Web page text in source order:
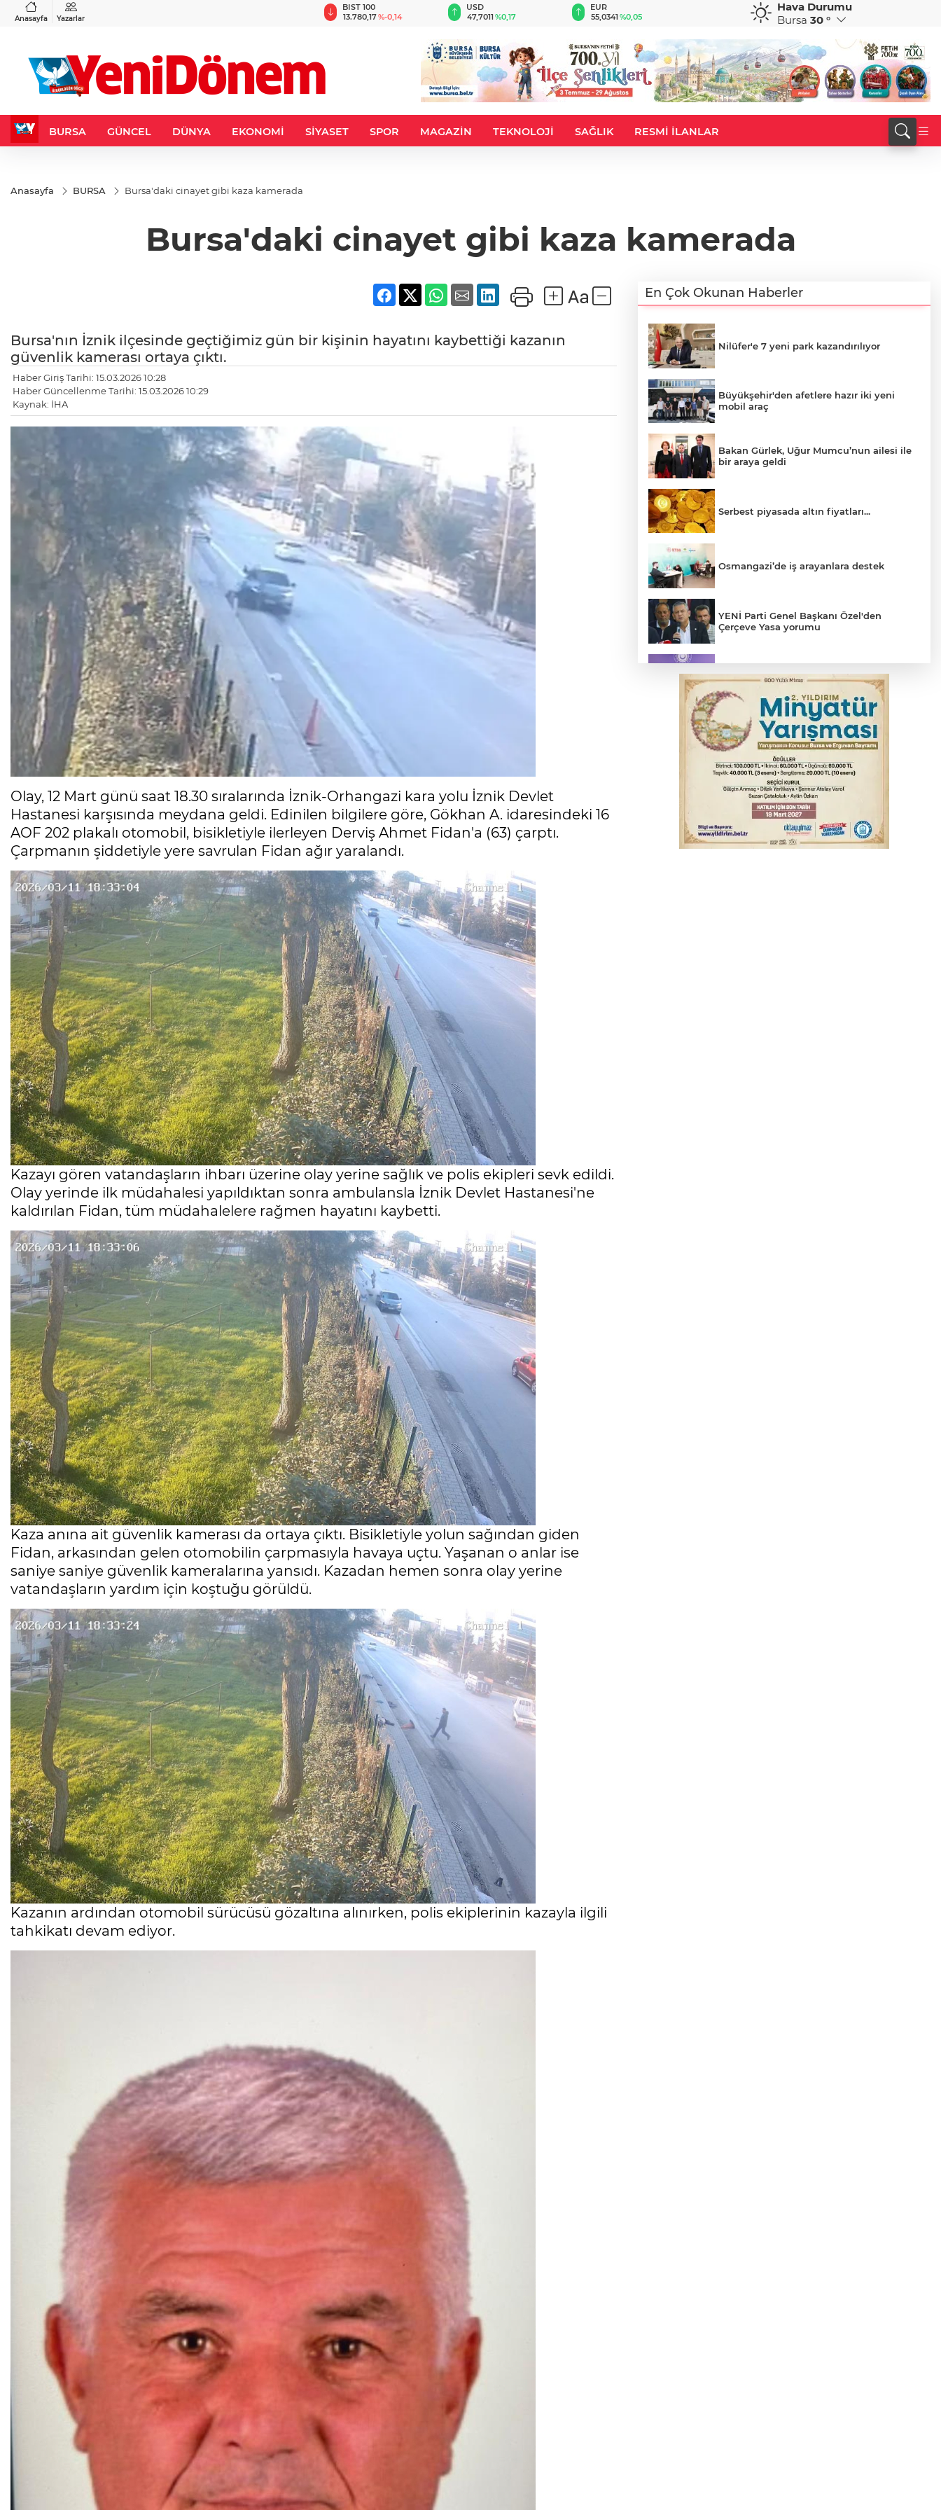
Anasayfa Yazarlar
%-0,22
BIST 100
13.780,17%-0,14
USD
47,7011%0,17
EUR
55,0341%0,05 %0,03
CHF
58,8349
Hava Durumu
Bursa 30 °
BURSA GÜNCEL DÜNYA EKONOMİ SİYASET SPOR MAGAZİN TEKNOLOJİ SAĞLIK RESMİ İLANLAR
Anasayfa BURSA Bursa'daki cinayet gibi kaza kamerada
Bursa'daki cinayet gibi kaza kamerada
Bursa'nın İznik ilçesinde geçtiğimiz gün bir kişinin hayatını kaybettiği kazanın
güvenlik kamerası ortaya çıktı.
Haber Giriş Tarihi: 15.03.2026 10:28
Haber Güncellenme Tarihi: 15.03.2026 10:29
Kaynak: İHA
Olay, 12 Mart günü saat 18.30 sıralarında İznik-Orhangazi kara yolu İznik Devlet
Hastanesi karşısında meydana geldi. Edinilen bilgilere göre, Gökhan A. idaresindeki 16
AOF 202 plakalı otomobil, bisikletiyle ilerleyen Derviş Ahmet Fidan'a (63) çarptı.
Çarpmanın şiddetiyle yere savrulan Fidan ağır yaralandı.
Kazayı gören vatandaşların ihbarı üzerine olay yerine sağlık ve polis ekipleri sevk edildi.
Olay yerinde ilk müdahalesi yapıldıktan sonra ambulansla İznik Devlet Hastanesi'ne
kaldırılan Fidan, tüm müdahalelere rağmen hayatını kaybetti.
Kaza anına ait güvenlik kamerası da ortaya çıktı. Bisikletiyle yolun sağından giden
Fidan, arkasından gelen otomobilin çarpmasıyla havaya uçtu. Yaşanan o anlar ise
saniye saniye güvenlik kameralarına yansıdı. Kazadan hemen sonra olay yerine
vatandaşların yardım için koştuğu görüldü.
Kazanın ardından otomobil sürücüsü gözaltına alınırken, polis ekiplerinin kazayla ilgili
tahkikatı devam ediyor.
En Çok Okunan Haberler
Nilüfer'e 7 yeni park kazandırılıyor
Büyükşehir'den afetlere hazır iki yeni
mobil araç
Bakan Gürlek, Uğur Mumcu’nun ailesi ile
bir araya geldi
Serbest piyasada altın fiyatları...
Osmangazi’de iş arayanlara destek
YENİ Parti Genel Başkanı Özel'den
Çerçeve Yasa yorumu
milletimize hayırlı olsun
Osmangazi’de kaldırım işgaline geçit yok
Bursa’da bugün hava nasıl olacak?
Yargıtay’dan primle çalışanlara müjde